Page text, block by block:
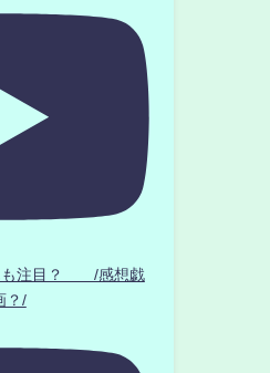
も注目？ /感想戯
？/